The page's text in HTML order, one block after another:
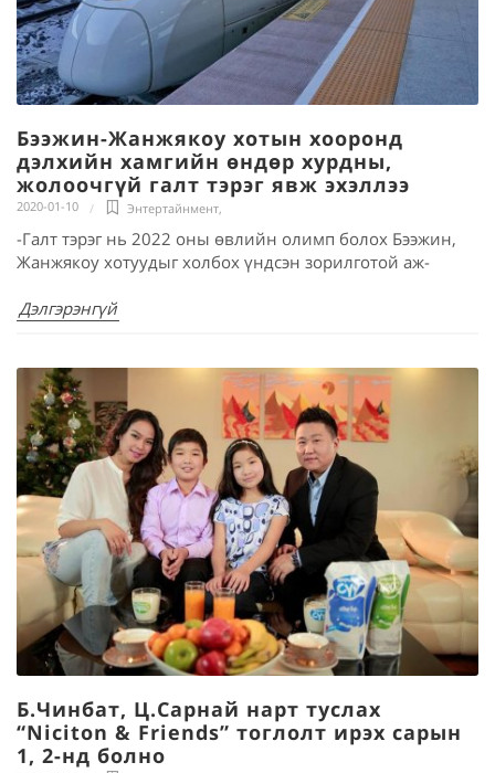
Бээжин-Жанжякоу хотын хооронд
дэлхийн хамгийн өндөр хурдны,
жолоочгүй галт тэрэг явж эхэллээ
2020-01-10 Энтертайнмент,
-Галт тэрэг нь 2022 оны өвлийн олимп болох Бээжин,
Жанжякоу хотуудыг холбох үндсэн зорилготой аж-
Дэлгэрэнгүй
Б.Чинбат, Ц.Сарнай нарт туслах
“Niciton & Friends” тоглолт ирэх сарын
1, 2-нд болно